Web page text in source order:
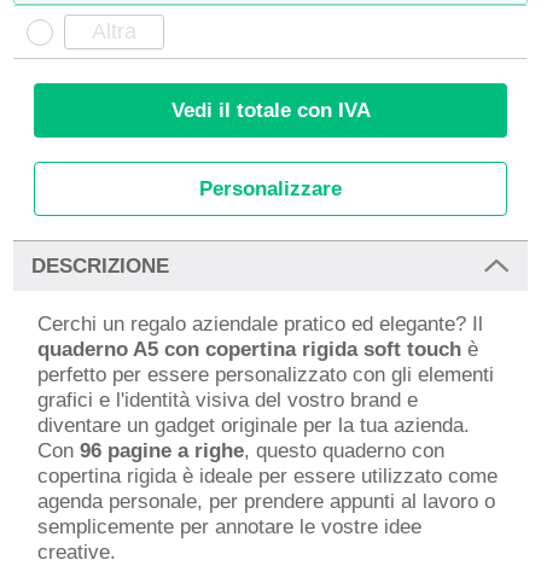
Vedi il totale con IVA
Personalizzare
DESCRIZIONE
Cerchi un regalo aziendale pratico ed elegante? Il
quaderno A5 con copertina rigida soft touchè
perfetto per essere personalizzato con gli elementi
grafici e l'identità visiva del vostro brand e
diventare un gadget originale per la tua azienda.
Con96 pagine a righe, questo quaderno con
copertina rigida è ideale per essere utilizzato come
agenda personale, per prendere appunti al lavoro o
semplicemente per annotare le vostre idee
creative.